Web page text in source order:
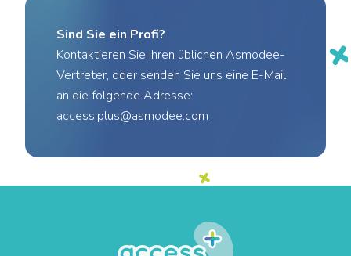
Sind Sie ein Profi?
Kontaktieren Sie Ihren üblichen Asmodee-
Vertreter, oder senden Sie uns eine E-Mail
an die folgende Adresse:
access.plus@asmodee.com